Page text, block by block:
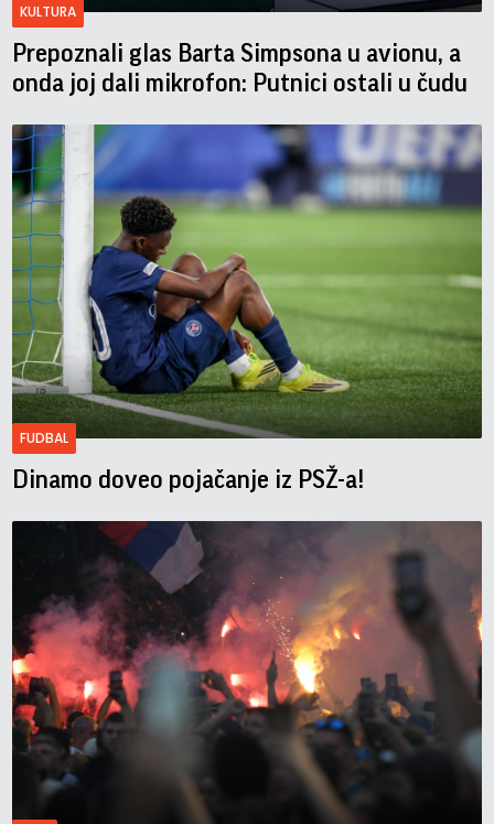
KULTURA
Prepoznali glas Barta Simpsona u avionu, a
onda joj dali mikrofon: Putnici ostali u čudu
FUDBAL
Dinamo doveo pojačanje iz PSŽ-a!